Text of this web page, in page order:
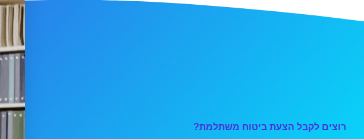
רוצים לקבל הצעת ביטוח משתלמת?